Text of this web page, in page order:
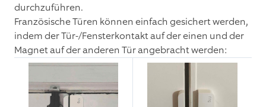
durchzuführen.
Französische Türen können einfach gesichert werden,
indem der Tür-/Fensterkontakt auf der einen und der
Magnet auf der anderen Tür angebracht werden: